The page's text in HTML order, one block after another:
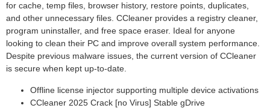
for cache, temp files, browser history, restore points, duplicates,
and other unnecessary files. CCleaner provides a registry cleaner,
program uninstaller, and free space eraser. Ideal for anyone
looking to clean their PC and improve overall system performance.
Despite previous malware issues, the current version of CCleaner
is secure when kept up-to-date.
Offline license injector supporting multiple device activations
CCleaner 2025 Crack [no Virus] Stable gDrive